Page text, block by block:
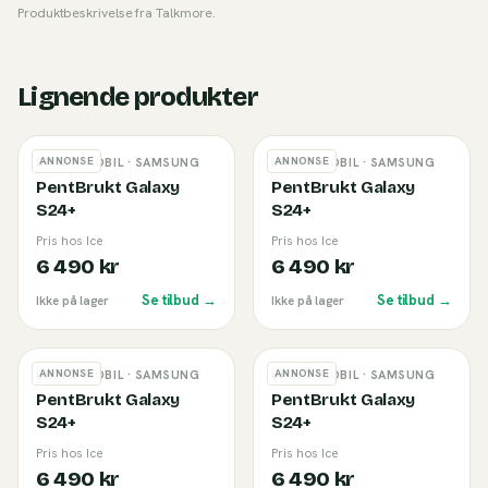
Produktbeskrivelse fraTalkmore.
Lignende produkter
ANNONSE
BRUKT MOBIL· SAMSUNG
PentBrukt Galaxy
S24+
Pris hos Ice
6 490 kr
Ikke på lager Se tilbud →
ANNONSE
BRUKT MOBIL· SAMSUNG
PentBrukt Galaxy
S24+
Pris hos Ice
6 490 kr
Ikke på lager Se tilbud →
ANNONSE
BRUKT MOBIL· SAMSUNG
PentBrukt Galaxy
S24+
Pris hos Ice
6 490 kr
ANNONSE
BRUKT MOBIL· SAMSUNG
PentBrukt Galaxy
S24+
Pris hos Ice
6 490 kr